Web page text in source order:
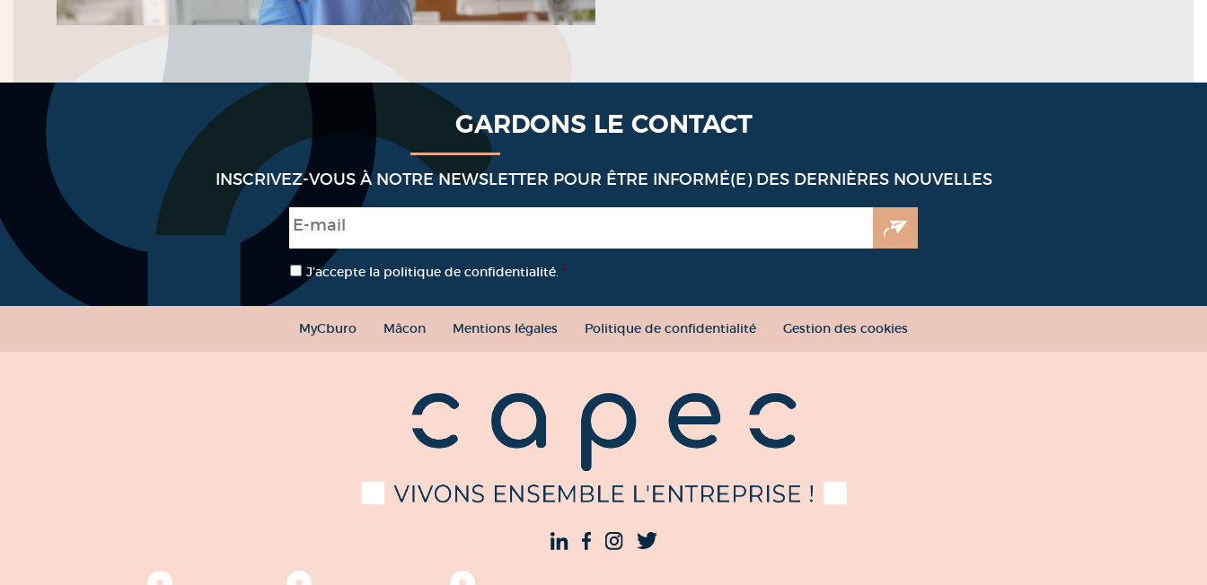
GARDONS LE CONTACT
INSCRIVEZ-VOUS À NOTRE NEWSLETTER POUR ÊTRE INFORMÉ(E) DES DERNIÈRES NOUVELLES
E-mail
RGPD *
J’accepte la politique de confidentialité. *
MyCburo Mâcon Mentions légales Politique de confidentialité Gestion des cookies